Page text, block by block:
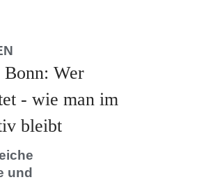
Bonn: Wer
- wie man im
bleibt
und